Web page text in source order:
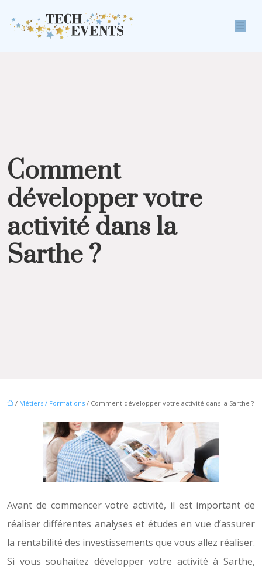
Comment
développer votre
activité dans la
Sarthe ?
/ Métiers / Formations / Comment développer votre activité dans la Sarthe ?
Avant de commencer votre activité, il est important de
réaliser différentes analyses et études en vue d’assurer
la rentabilité des investissements que vous allez réaliser.
Si vous souhaitez développer votre activité à Sarthe,